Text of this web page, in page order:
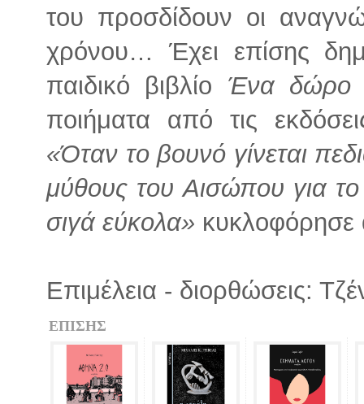
του προσδίδουν οι
χρόνου… Έχει επίσης
παιδικό βιβλίο Ένα δώρο
ποιήματα από τις
«Όταν το βουνό γίνεται
μύθους του Αισώπου για
σιγά εύκολα» κυκλοφόρησε
Επιμέλεια - διορθώσεις:
ΕΠΙΣΗΣ